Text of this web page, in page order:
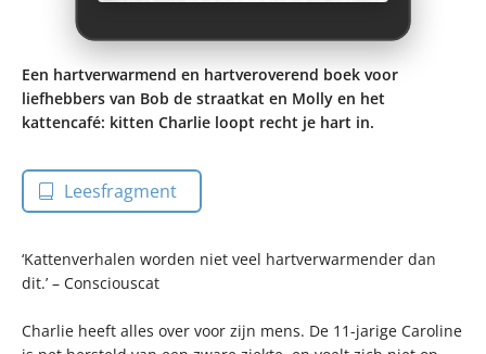
Een hartverwarmend en hartveroverend boek voor
liefhebbers van Bob de straatkat en Molly en het
kattencafé: kitten Charlie loopt recht je hart in.
Leesfragment
‘Kattenverhalen worden niet veel hartverwarmender dan
dit.’ – Consciouscat
Charlie heeft alles over voor zijn mens. De 11-jarige Caroline